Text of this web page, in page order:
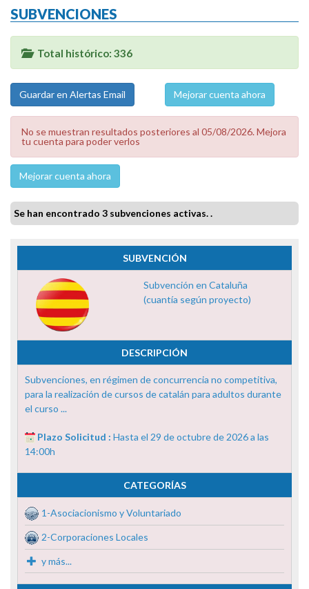
SUBVENCIONES
Total histórico: 336
Mejorar cuenta ahora
No se muestran resultados posteriores al 05/08/2026. Mejora
tu cuenta para poder verlos
Mejorar cuenta ahora
Se han encontrado 3 subvenciones activas. .
SUBVENCIÓN
Subvención en Cataluña
(cuantía según proyecto)
DESCRIPCIÓN
Subvenciones, en régimen de concurrencia no competitiva,
para la realización de cursos de catalán para adultos durante
el curso ...
Plazo Solicitud : Hasta el 29 de octubre de 2026 a las
14:00h
CATEGORÍAS
1-Asociacionismo y Voluntariado
2-Corporaciones Locales
y más...